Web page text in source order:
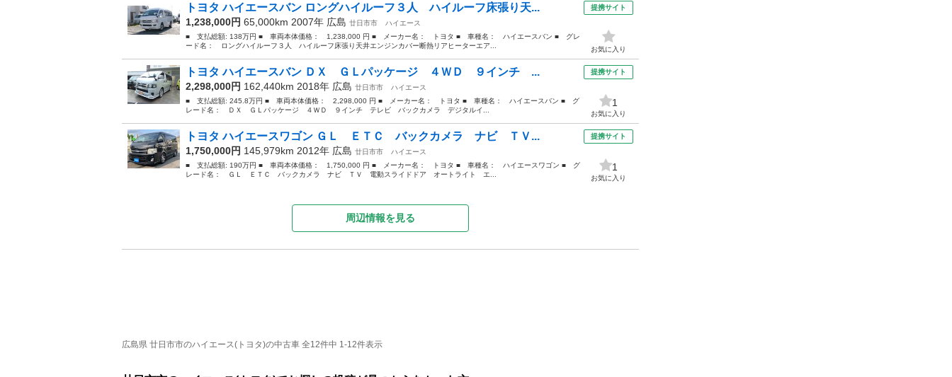
トヨタ ハイエースバン ロングハイルーフ３人 ハイルーフ床張り天...
1,238,000円 65,000km 2007年 広島 廿日市市
ハイエース
■ 支払総額: 138万円 ■ 車両本体価格： 1,238,000 円 ■ メーカー名： トヨタ ■ 車種名： ハイエースバン ■ グレ
ード名： ロングハイルーフ３人 ハイルーフ床張り天井エンジンカバー断熱リアヒーターエア...
提携サイト
お気に入り
トヨタ ハイエースバン ＤＸ ＧＬパッケージ ４ＷＤ ９インチ ...
2,298,000円 162,440km 2018年 広島 廿日市市
ハイエース
■ 支払総額: 245.8万円 ■ 車両本体価格： 2,298,000 円 ■ メーカー名： トヨタ ■ 車種名： ハイエースバン ■ グ
レード名： ＤＸ ＧＬパッケージ ４ＷＤ ９インチ テレビ バックカメラ デジタルイ...
提携サイト
1
お気に入り
トヨタ ハイエースワゴン ＧＬ ＥＴＣ バックカメラ ナビ ＴＶ...
1,750,000円 145,979km 2012年 広島 廿日市市
ハイエース
■ 支払総額: 190万円 ■ 車両本体価格： 1,750,000 円 ■ メーカー名： トヨタ ■ 車種名： ハイエースワゴン ■ グ
レード名： ＧＬ ＥＴＣ バックカメラ ナビ ＴＶ 電動スライドドア オートライト エ...
提携サイト
1
お気に入り
周辺情報を見る
広島県 廿日市市のハイエース(トヨタ)の中古車 全12件中 1-12件表示